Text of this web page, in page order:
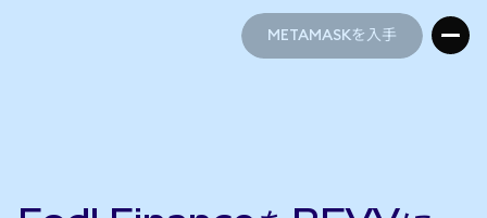
METAMASKを入手